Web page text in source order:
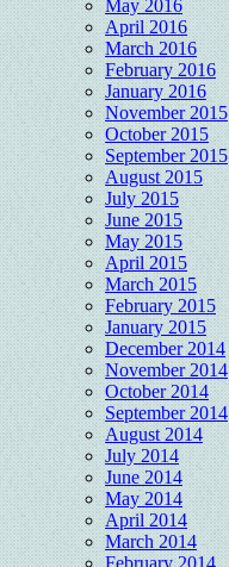
May 2016
April 2016
March 2016
February 2016
January 2016
November 2015
October 2015
September 2015
August 2015
July 2015
June 2015
May 2015
April 2015
March 2015
February 2015
January 2015
December 2014
November 2014
October 2014
September 2014
August 2014
July 2014
June 2014
May 2014
April 2014
March 2014
February 2014